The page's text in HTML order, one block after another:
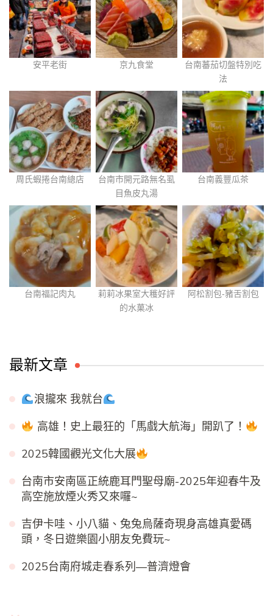
安平老街 京九食堂
台南蕃茄切盤特別吃
法
周氏蝦捲台南總店
台南市開元路無名虱
目魚皮丸湯
台南義豐瓜茶
台南福記肉丸
莉莉冰果室大穫好評
的水菓冰
阿松割包-豬舌割包
最新文章
浪攏來 我就台
高雄！史上最狂的「馬戲大航海」開趴了！
2025韓國觀光文化大展
台南市安南區正統鹿耳門聖母廟-2025年迎春牛及
高空施放煙火秀又來囉~
吉伊卡哇、小八貓、兔兔烏薩奇現身高雄真愛碼
頭，冬日遊樂園小朋友免費玩~
2025台南府城走春系列—普濟燈會